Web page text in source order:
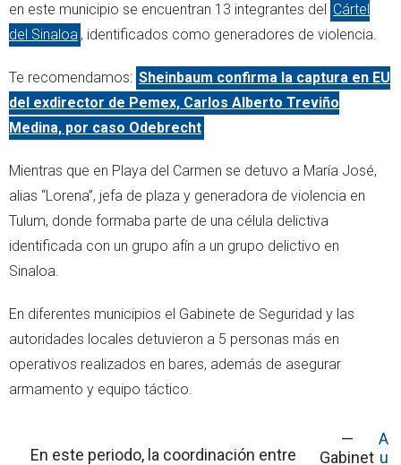
en este municipio se encuentran 13 integrantes del
Cártel
del Sinaloa , identificados como generadores de violencia.
Te recomendamos: Sheinbaum confirma la captura en EU
del exdirector de Pemex, Carlos Alberto Treviño
Medina, por caso Odebrecht
Mientras que en Playa del Carmen se detuvo a María José,
alias “Lorena”, jefa de plaza y generadora de violencia en
Tulum, donde formaba parte de una célula delictiva
identificada con un grupo afín a un grupo delictivo en
Sinaloa.
En diferentes municipios el Gabinete de Seguridad y las
autoridades locales detuvieron a 5 personas más en
operativos realizados en bares, además de asegurar
armamento y equipo táctico.
En este periodo, la coordinación entre
—
Gabinet
A
u